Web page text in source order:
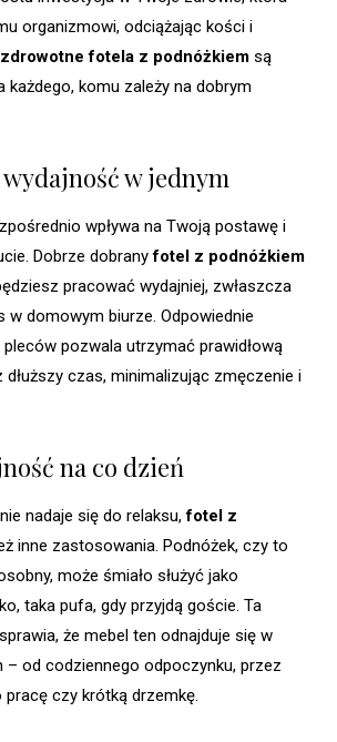
organizmowi, odciążając kości i
fotela z podnóżkiem są
każdego, komu zależy na dobrym
w jednym
wpływa na Twoją postawę i
Dobrze dobranyfotel z podnóżkiem
pracować wydajniej, zwłaszcza
w domowym biurze. Odpowiednie
pozwala utrzymać prawidłową
dłuższy czas, minimalizując zmęczenie i
na co dzień
nadaje się do relaksu,fotel z
inne zastosowania. Podnóżek, czy to
może śmiało służyć jako
taka pufa, gdy przyjdą goście. Ta
że mebel ten odnajduje się w
– od codziennego odpoczynku, przez
pracę czy krótką drzemkę.